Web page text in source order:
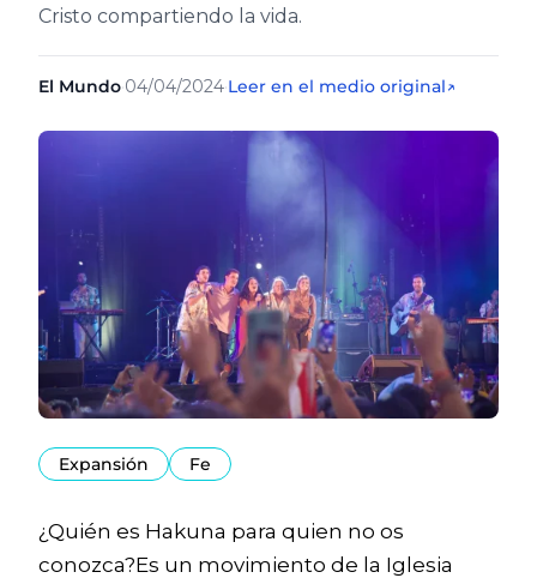
Cristo compartiendo la vida.
El Mundo·04/04/2024·Leer en el medio original↗
Expansión Fe
¿Quién es Hakuna para quien no os
conozca?Es un movimiento de la Iglesia